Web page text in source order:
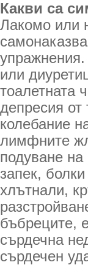
Какви са
Лакомо или
или
тоалетната
депресия от
колебание
лимфните
подуване
запек,
хлътнали,
бъбреците,
сърдечна
сърдечен